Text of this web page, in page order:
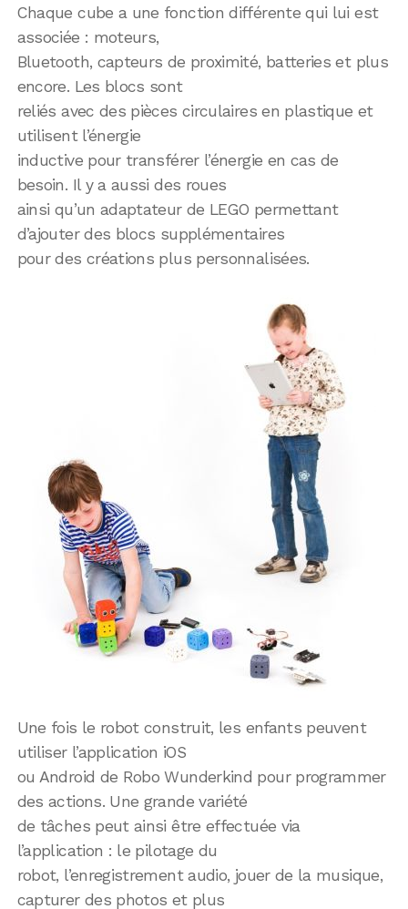
Chaque cube a une fonction différente qui lui est
associée : moteurs,
Bluetooth, capteurs de proximité, batteries et plus
encore. Les blocs sont
reliés avec des pièces circulaires en plastique et
utilisent l’énergie
inductive pour transférer l’énergie en cas de
besoin. Il y a aussi des roues
ainsi qu’un adaptateur de LEGO permettant
d’ajouter des blocs supplémentaires
pour des créations plus personnalisées.
Une fois le robot construit, les enfants peuvent
utiliser l’application iOS
ou Android de Robo Wunderkind pour programmer
des actions. Une grande variété
de tâches peut ainsi être effectuée via
l’application : le pilotage du
robot, l’enregistrement audio, jouer de la musique,
capturer des photos et plus